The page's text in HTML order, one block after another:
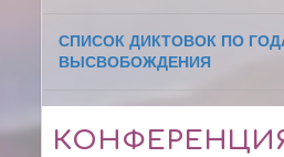
СПИСОК ДИКТОВОК ПО
ВЫСВОБОЖДЕНИЯ